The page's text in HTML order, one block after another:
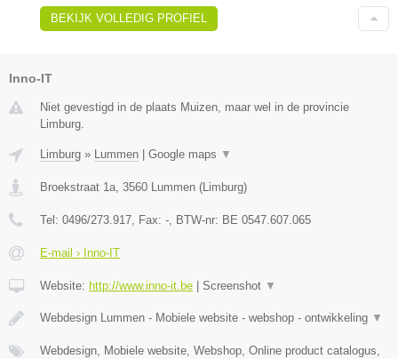
BEKIJK VOLLEDIG PROFIEL
Inno-IT
Niet gevestigd in de plaats Muizen, maar wel in de provincie
Limburg.
Limburg » Lummen Google maps ▼
Broekstraat 1a, 3560 Lummen (Limburg)
Tel: 0496/273.917, Fax: -, BTW-nr: BE 0547.607.065
E-mail › Inno-IT
Website: http://www.inno-it.be Screenshot ▼
Webdesign Lummen - Mobiele website - webshop - ontwikkeling ▼
Webdesign, Mobiele website, Webshop, Online product catalogus,